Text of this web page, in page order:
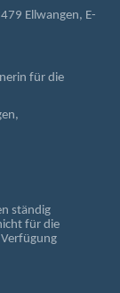
Ellwangen, E-
für die
ständig
für die